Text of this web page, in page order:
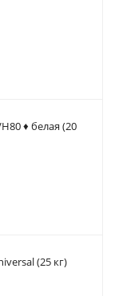
♦ белая (20
(25 кг)